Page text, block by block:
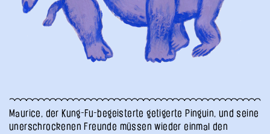
Maurice, der Kung-Fu-begeisterte getigerte Pinguin, und seine
unerschrockenen Freunde müssen wieder einmal den